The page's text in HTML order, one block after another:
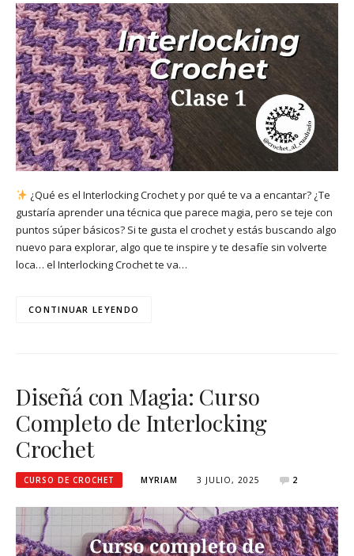
¿Qué es el Interlocking Crochet y por qué te va a encantar? ¿Te
gustaría aprender una técnica que parece magia, pero se teje con
puntos súper básicos? Si te gusta el crochet y estás buscando algo
nuevo para explorar, algo que te inspire y te desafíe sin volverte
loca… el Interlocking Crochet te va…
CONTINUAR LEYENDO
Diseñá con Magia: Curso
Completo de Interlocking
Crochet
CURSO DE CROCHET MYRIAM 3 JULIO, 2025 2